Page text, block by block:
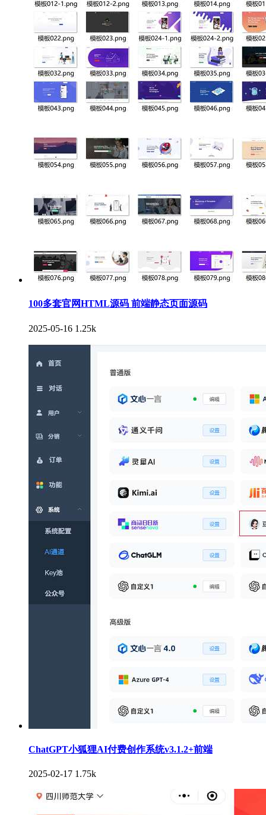
100多套官网HTML源码 前端静态页面源码
2025-05-16 1.25k
ChatGPT小狐狸AI付费创作系统v3.1.2+前端
2025-02-17 1.75k